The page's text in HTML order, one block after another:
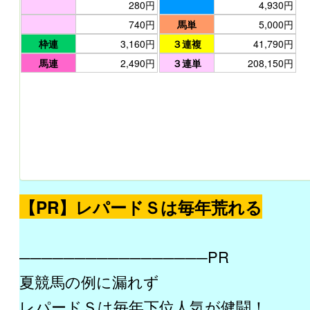
280円
740円
枠連
3,160円
馬連
2,490円
4,930円
馬単
5,000円
３連複
41,790円
３連単
208,150円
【PR】レパードＳは毎年荒れる
─────────────────PR
夏競馬の例に漏れず